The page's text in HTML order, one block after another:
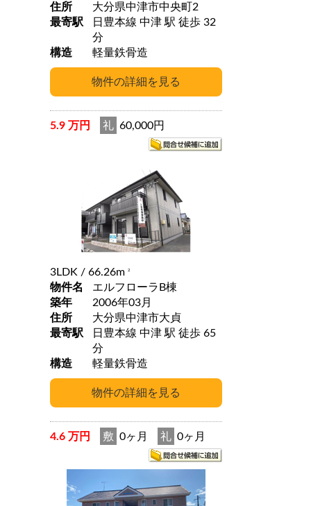
住所
大分県中津市中央町2
最寄駅
日豊本線 中津 駅 徒歩 32
分
構造
軽量鉄骨造
5.9 万円 礼 60,000円
3LDK / 66.26m 2
物件名
エルフローラB棟
築年
2006年03月
住所
大分県中津市大貞
最寄駅
日豊本線 中津 駅 徒歩 65
分
構造
軽量鉄骨造
4.6 万円 敷 0ヶ月 礼 0ヶ月